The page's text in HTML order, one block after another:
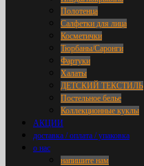
Полотенца
Салфетки для лица
Косметички
Тюрбаны/Саронги
Фартуки
Халаты
ДЕТСКИЙ ТЕКСТИЛЬ
Постельное белье
Коллекционные куклы
АКЦИИ
доставка / оплата / упаковка
о нас
напишите нам